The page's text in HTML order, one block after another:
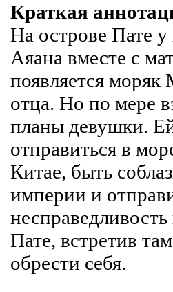
Краткая
На острове Пате
Аяана вместе с
появляется
отца. Но по мере
планы девушки.
отправиться в
Китае, быть
империи и
Пате, встретив
обрести себя.